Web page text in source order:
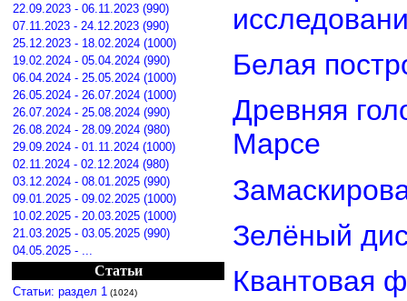
22.09.2023 - 06.11.2023 (990)
07.11.2023 - 24.12.2023 (990)
25.12.2023 - 18.02.2024 (1000)
19.02.2024 - 05.04.2024 (990)
06.04.2024 - 25.05.2024 (1000)
26.05.2024 - 26.07.2024 (1000)
26.07.2024 - 25.08.2024 (990)
26.08.2024 - 28.09.2024 (980)
29.09.2024 - 01.11.2024 (1000)
02.11.2024 - 02.12.2024 (980)
03.12.2024 - 08.01.2025 (990)
09.01.2025 - 09.02.2025 (1000)
10.02.2025 - 20.03.2025 (1000)
21.03.2025 - 03.05.2025 (990)
04.05.2025 - ...
Статьи
Статьи: раздел 1 (1024)
Белая
Древняя
Марсе
Зелёный
Квантовая